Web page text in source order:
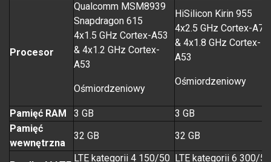
Procesor
Qualcomm MSM8939
Snapdragon 615
4x1.5 GHz Cortex-A53
& 4x1.2 GHz Cortex-
A53
Ośmiordzeniowy
HiSilicon Kirin 955
4x2.5 GHz Cortex-A72
& 4x1.8 GHz Cortex-
A53
Ośmiordzeniowy
Pamięć RAM 3 GB
3 GB
Pamięć
wewnętrzna
32 GB 32 GB
LTE kategorii 4 150/50 LTE kategorii 6 300/50